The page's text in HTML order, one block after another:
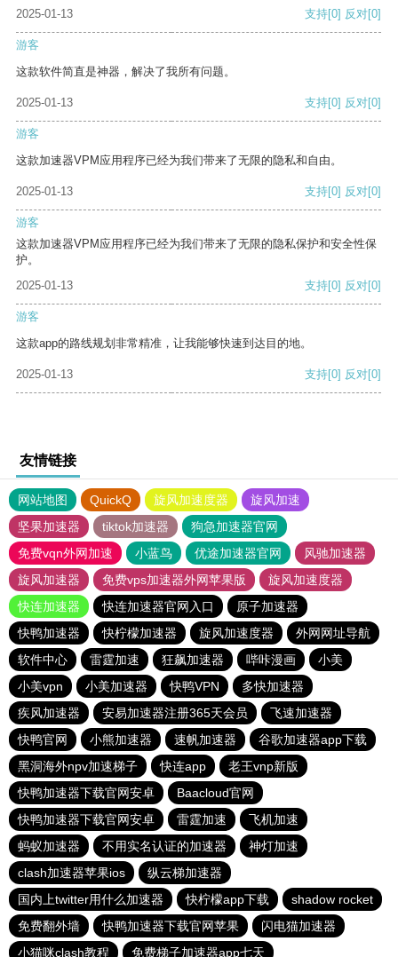
2025-01-13 支持[0] 反对[0]
游客
这款软件简直是神器，解决了我所有问题。
2025-01-13 支持[0] 反对[0]
游客
这款加速器VPM应用程序已经为我们带来了无限的隐私和自由。
2025-01-13 支持[0] 反对[0]
游客
这款加速器VPM应用程序已经为我们带来了无限的隐私保护和安全性保
护。
2025-01-13
支持[0] 反对[0]
游客
这款app的路线规划非常精准，让我能够快速到达目的地。
2025-01-13 支持[0] 反对[0]
友情链接
网站地图 QuickQ 旋风加速度器
旋风加速
坚果加速器
tiktok加速器
狗急加速器官网
免费vqn外网加速
小蓝鸟 优途加速器官网
风驰加速器
旋风加速器
免费vps加速器外网苹果版
旋风加速度器
快连加速器
快连加速器官网入口
原子加速器
快鸭加速器
快柠檬加速器 旋风加速度器
外网网址导航
软件中心
雷霆加速 狂飙加速器 哔咔漫画
小美
小美vpn
小美加速器 快鸭VPN
多快加速器
疾风加速器
安易加速器注册365天会员
飞速加速器
快鸭官网
小熊加速器 速帆加速器
谷歌加速器app下载
黑洞海外npv加速梯子
快连app
老王vnp新版
快鸭加速器下载官网安卓
Baacloud官网
快鸭加速器下载官网安卓
雷霆加速
飞机加速
蚂蚁加速器
不用实名认证的加速器
神灯加速
clash加速器苹果ios
纵云梯加速器
国内上twitter用什么加速器
快柠檬app下载
shadow rocket
免费翻外墙
快鸭加速器下载官网苹果
闪电猫加速器
小猫咪clash教程
免费梯子加速器app七天